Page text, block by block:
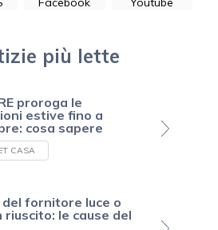
più lette
proroga le
estive fino a
cosa sapere
CASA
del fornitore luce o
riuscito: le cause del